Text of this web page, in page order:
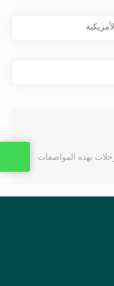
بهذه المواصفات